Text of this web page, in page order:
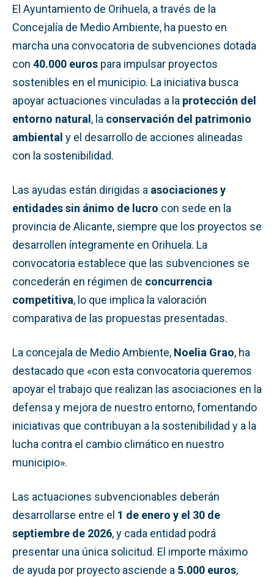
El Ayuntamiento de Orihuela, a través de la
Concejalía de Medio Ambiente, ha puesto en
marcha una convocatoria de subvenciones dotada
con 40.000 euros para impulsar proyectos
sostenibles en el municipio. La iniciativa busca
apoyar actuaciones vinculadas a la protección del
entorno natural, la conservación del patrimonio
ambiental y el desarrollo de acciones alineadas
con la sostenibilidad.
Las ayudas están dirigidas a asociaciones y
entidades sin ánimo de lucro con sede en la
provincia de Alicante, siempre que los proyectos se
desarrollen íntegramente en Orihuela. La
convocatoria establece que las subvenciones se
concederán en régimen de concurrencia
competitiva, lo que implica la valoración
comparativa de las propuestas presentadas.
La concejala de Medio Ambiente, Noelia Grao, ha
destacado que «con esta convocatoria queremos
apoyar el trabajo que realizan las asociaciones en la
defensa y mejora de nuestro entorno, fomentando
iniciativas que contribuyan a la sostenibilidad y a la
lucha contra el cambio climático en nuestro
municipio».
Las actuaciones subvencionables deberán
desarrollarse entre el 1 de enero y el 30 de
septiembre de 2026, y cada entidad podrá
presentar una única solicitud. El importe máximo
de ayuda por proyecto asciende a 5.000 euros,